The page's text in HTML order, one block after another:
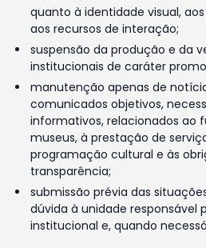
quanto à identidade visual,
aos recursos de interação;
suspensão da produção e da
institucionais de caráter
manutenção apenas de
comunicados objetivos,
informativos, relacionados ao
museus, à prestação de
programação cultural e às
transparência;
submissão prévia das
dúvida à unidade responsável
institucional e, quando